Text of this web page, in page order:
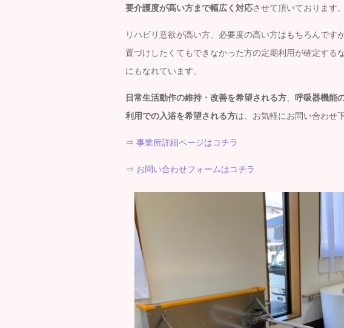
要介護度が高い方まで幅広く対応させて頂いております。
リハビリ意欲が高い方、必要度の高い方はもちろんです
置づけしたくてもできなかった方の定期利用が確定する
にもなれています。
日常生活動作の維持・改善を希望される方、呼吸器機能
利用での入浴を希望される方は、お気軽にお問い合わせ下
⇒事業所詳細ページはコチラ
⇒ お問い合わせフォームはコチラ